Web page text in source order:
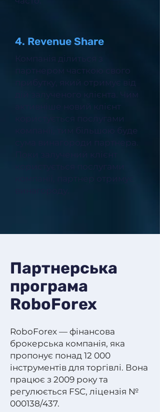
4. Revenue Share
Компанія ділиться з
партнером часткою свого
прибутку, який отримує від
дій залученого клієнта. Чим
активніше новий клієнт
користується послугами
компанії, тим більшою буде
сума винагороди партнера.
Поки залучений клієнт
користується послугами
компанії, партнер отримує
Партнерська
програма
RoboForex
RoboForex — фінансова
брокерська компанія, яка
пропонує понад 12 000
інструментів для торгівлі. Вона
працює з 2009 року та
регулюється FSC, ліцензія №
000138/437.